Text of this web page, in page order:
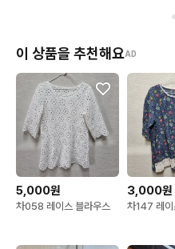
이 상품을 추천해요AD
5,000원
차058 레이스 블라우스
3,000원
차147 레이